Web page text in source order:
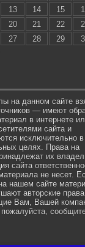
13 14 15
20 21 22
27 28 29
на данном сайте
— имеют
в интернете
сайта и
исключительно в
целях. Права на
их
сайта
не несет.
нашем сайте
авторские
Вам, Вашей
пожалуйста,